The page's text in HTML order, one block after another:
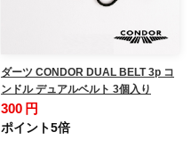
ダーツ CONDOR DUAL BELT 3p コ
ンドル デュアルベルト 3個入り
300 円
ポイント5倍